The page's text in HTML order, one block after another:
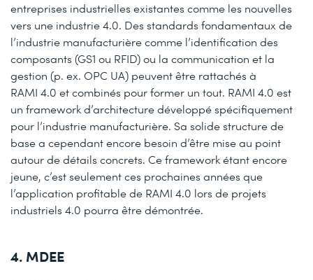
entreprises industrielles existantes comme les nouvelles
vers une industrie 4.0. Des standards fondamentaux de
l’industrie manufacturière comme l’identification des
composants (GS1 ou RFID) ou la communication et la
gestion (p. ex. OPC UA) peuvent être rattachés à
RAMI 4.0 et combinés pour former un tout. RAMI 4.0 est
un framework d’architecture développé spécifiquement
pour l’industrie manufacturière. Sa solide structure de
base a cependant encore besoin d’être mise au point
autour de détails concrets. Ce framework étant encore
jeune, c’est seulement ces prochaines années que
l’application profitable de RAMI 4.0 lors de projets
industriels 4.0 pourra être démontrée.
4. MDEE